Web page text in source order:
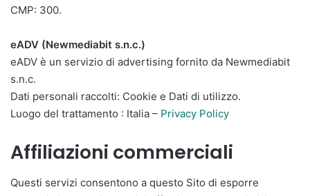
CMP: 300.
eADV (Newmediabit s.n.c.)
eADV è un servizio di advertising fornito da Newmediabit
s.n.c.
Dati personali raccolti: Cookie e Dati di utilizzo.
Luogo del trattamento : Italia – Privacy Policy
Affiliazioni commerciali
Questi servizi consentono a questo Sito di esporre